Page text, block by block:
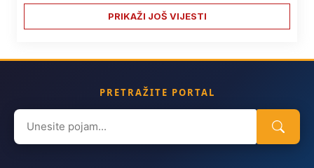
PRIKAŽI JOŠ VIJESTI
PRETRAŽITE PORTAL
Search
for: